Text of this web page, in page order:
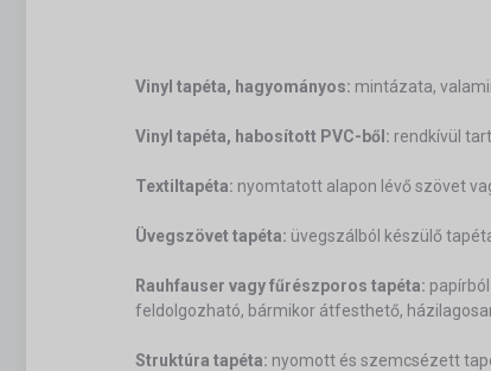
Vinyl tapéta, hagyományos: mintázata,
Vinyl tapéta, habosított PVC-ből: rendkívül
Textiltapéta: nyomtatott alapon lévő szövet
Üvegszövet tapéta: üvegszálból készülő
Rauhfauser vagy fűrészporos tapéta:
feldolgozható, bármikor átfesthető,
Struktúra tapéta: nyomott és szemcsézett